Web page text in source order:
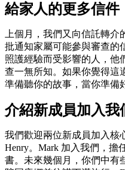
給家人的更多信件
上個月，我們又向信託轉
批通知家屬可能參與審查的
照護經驗而受影響的人，他
查一無所知。如果你覺得這
準備聽你的故事，當你準備
介紹新成員加入我
我們歡迎兩位新成員加入核
Henry。Mark 加入我們，擔
書。未來幾個月，你們中有